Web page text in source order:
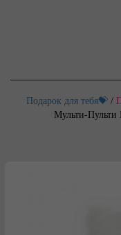
Подарок для тебя💝 /
Мульти-